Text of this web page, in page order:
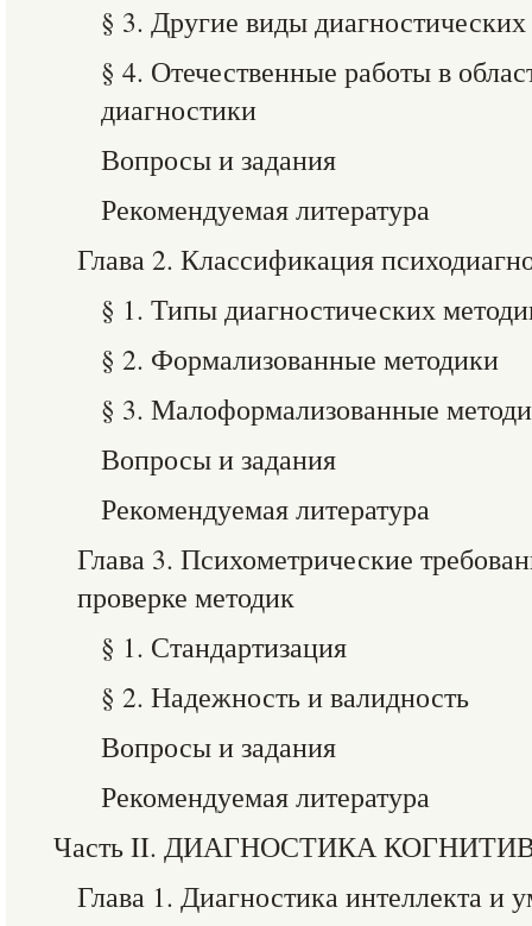
§ 3. Другие виды
§ 4. Отечественные работы в
диагностики
Вопросы и задания
Рекомендуемая литература
Глава 2. Классификация
§ 1. Типы диагностических
§ 2. Формализованные методики
§ 3. Малоформализованные
Вопросы и задания
Рекомендуемая литература
Глава 3. Психометрические
проверке методик
§ 1. Стандартизация
§ 2. Надежность и валидность
Вопросы и задания
Рекомендуемая литература
Часть II. ДИАГНОСТИКА
Глава 1. Диагностика интеллекта и